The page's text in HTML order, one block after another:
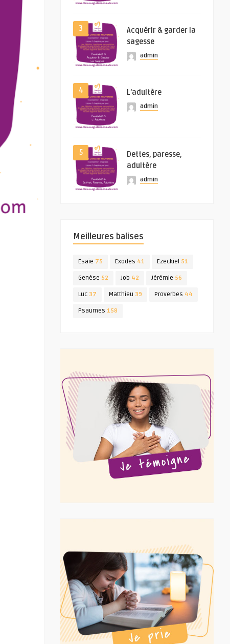
3
Acquérir & garder la
sagesse
admin
4 L’adultère
admin
5
Dettes, paresse,
adultère
admin
Meilleures balises
Esaïe 75 Exodes 41 Ezeckiel 51
Genèse 52 Job 42 Jérémie 56
Luc 37 Matthieu 39 Proverbes 44
Psaumes 158